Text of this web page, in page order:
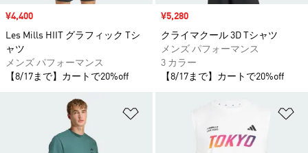
セール価格
¥4,400
Les Mills HIIT グラフィック Tシ
ャツ
メンズ パフォーマンス
【8/17まで】カートで20%off
セール価格
¥5,280
クライマクール 3D Tシャツ
メンズ パフォーマンス
3 カラー
【8/17まで】カートで20%off